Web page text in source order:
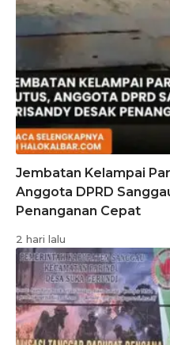
Jembatan Kelampai
Anggota DPRD
Penanganan Cepat
2 hari lalu